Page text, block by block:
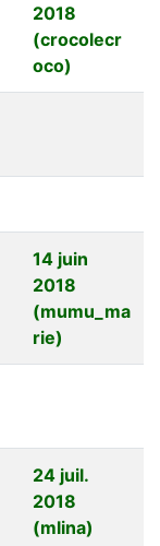
2018
(crocolecr
oco)
14 juin
2018
(mumu_ma
rie)
24 juil.
2018
(mlina)